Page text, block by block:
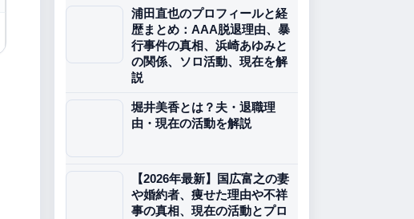
浦田直也のプロフィールと経
歴まとめ：AAA脱退理由、暴
行事件の真相、浜崎あゆみと
の関係、ソロ活動、現在を解
説
堀井美香とは？夫・退職理
由・現在の活動を解説
【2026年最新】国広富之の妻
や婚約者、痩せた理由や不祥
事の真相、現在の活動とプロ